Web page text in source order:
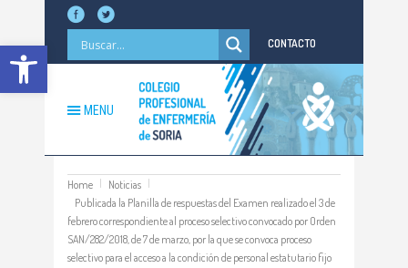
Abrir barra de herramientas CONTACTO
MENU
Home
Noticias
Publicada la Planilla de respuestas del Examen realizado el 3 de
febrero correspondiente al proceso selectivo convocado por Orden
SAN/282/2018, de 7 de marzo, por la que se convoca proceso
selectivo para el acceso a la condición de personal estatutario fijo